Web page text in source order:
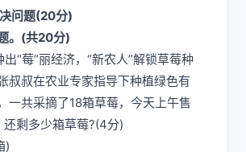
问题(20分)
。(共20分)
出“莓”丽经济，“新农人”解锁草莓种
叔叔在农业专家指导下种植绿色有
一共采摘了18箱草莓，今天上午售
还剩多少箱草莓?(4分)
)